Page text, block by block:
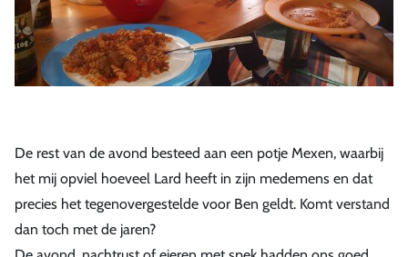
De rest van de avond besteed aan een potje Mexen, waarbij
het mij opviel hoeveel Lard heeft in zijn medemens en dat
precies het tegenovergestelde voor Ben geldt. Komt verstand
dan toch met de jaren?